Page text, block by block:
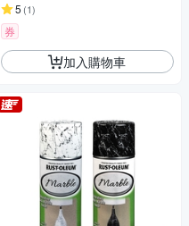
5 (1)
券
加入購物車